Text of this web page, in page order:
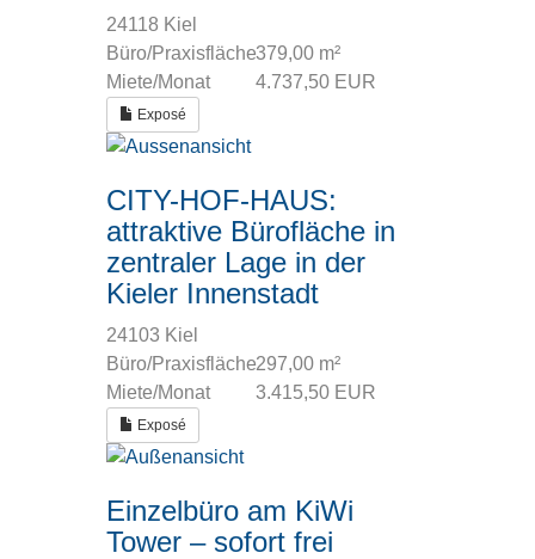
24118 Kiel
Büro/Praxisfläche379,00 m²
Miete/Monat
4.737,50 EUR
Exposé
CITY-HOF-HAUS:
attraktive Bürofläche in
zentraler Lage in der
Kieler Innenstadt
24103 Kiel
Büro/Praxisfläche297,00 m²
Miete/Monat
3.415,50 EUR
Exposé
Einzelbüro am KiWi
Tower – sofort frei